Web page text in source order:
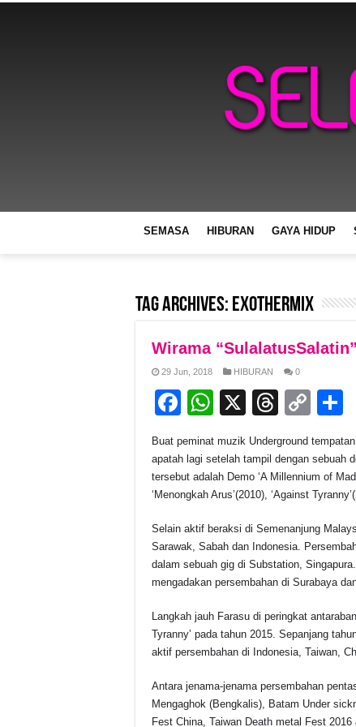
SEMASA HIBURAN GAYA HIDUP
Tag Archives: Exothermix
Wirama
29 Jun, 2018 HIBURAN 0
F
c
e
b
o
o
k
W
at
s
A
p
p
X
T
e
a
d
s
C
p
y
Li
n
k
Buat peminat muzik Underground
apatah lagi setelah tampil dengan sebuah
tersebut adalah Demo ‘A Millennium of
‘Menongkah Arus’(2010), ‘Against
Selain aktif beraksi di Semenanjung
Sarawak, Sabah dan Indonesia.
dalam sebuah gig di Substation,
mengadakan persembahan di Surabaya
Langkah jauh Farasu di peringkat
Tyranny’ pada tahun 2015. Sepanjang
aktif persembahan di Indonesia, Taiwan,
Antara jenama-jenama persembahan
Mengaghok (Bengkalis), Batam Under
Fest China, Taiwan Death metal Fest